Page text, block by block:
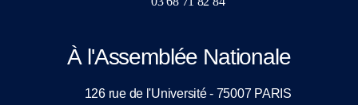
À l'Assemblée Nationale
126 rue de l'Université - 75007 PARIS